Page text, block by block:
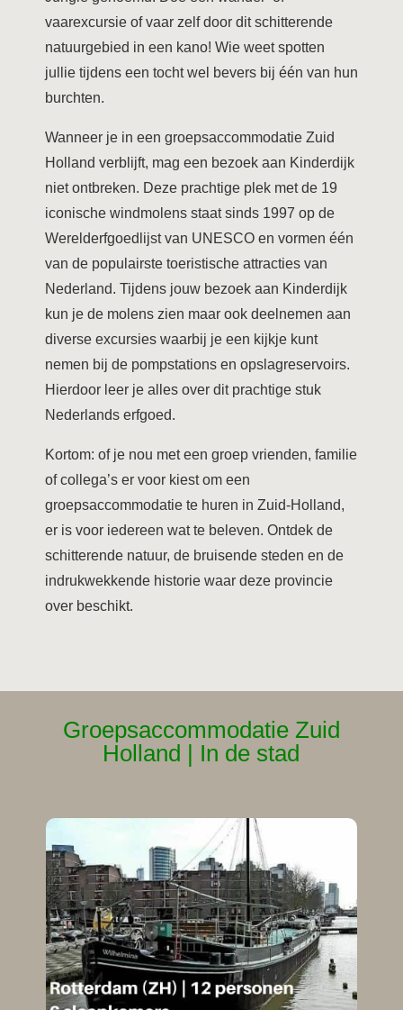
vaarexcursie of vaar zelf door dit schitterende
natuurgebied in een kano! Wie weet spotten
jullie tijdens een tocht wel bevers bij één van hun
burchten.
Wanneer je in een groepsaccommodatie Zuid
Holland verblijft, mag een bezoek aan Kinderdijk
niet ontbreken. Deze prachtige plek met de 19
iconische windmolens staat sinds 1997 op de
Werelderfgoedlijst van UNESCO en vormen één
van de populairste toeristische attracties van
Nederland. Tijdens jouw bezoek aan Kinderdijk
kun je de molens zien maar ook deelnemen aan
diverse excursies waarbij je een kijkje kunt
nemen bij de pompstations en opslagreservoirs.
Hierdoor leer je alles over dit prachtige stuk
Nederlands erfgoed.
Kortom: of je nou met een groep vrienden, familie
of collega’s er voor kiest om een
groepsaccommodatie te huren in Zuid-Holland,
er is voor iedereen wat te beleven. Ontdek de
schitterende natuur, de bruisende steden en de
indrukwekkende historie waar deze provincie
over beschikt.
Groepsaccommodatie Zuid
Holland | In de stad